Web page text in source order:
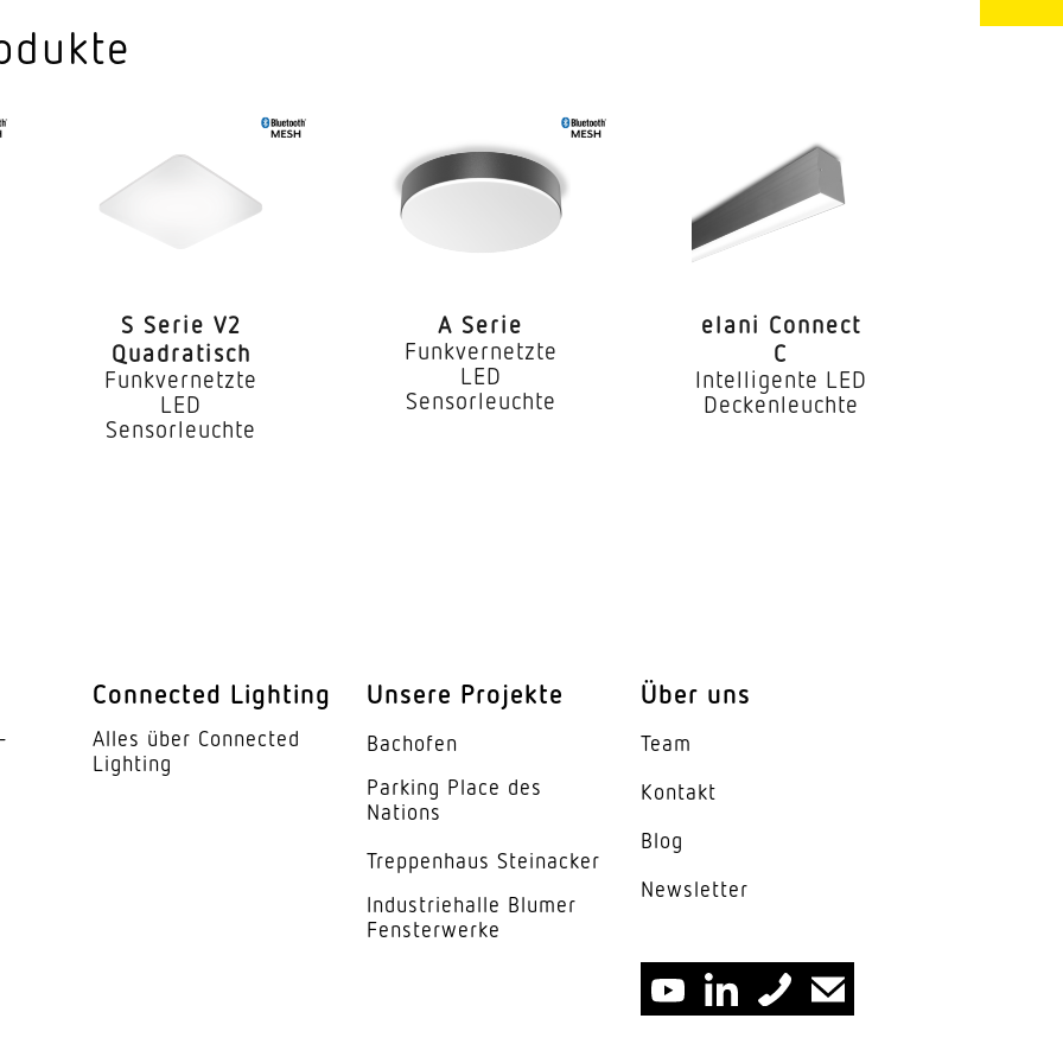
an Leitungsschutzschalter
C10: 35x, C13: 45x, C16: 56x, C20: 70x,
B10: 30x, B13: 39x, B16: 48x, B20: 60x
SDCM3
80-89
IP20
I
-20...45 °C
Aluminium
weiss
Acrylglas mikroprismatisch
S Serie V2
Quadratisch
Funkvernetzte
LED
Sensorleuchte
A Serie
Funkvernetzte
LED
Sensorleuchte
elani Connect
C
Intelligente LED
Deckenleuchte
Connected Lighting
Alles über Connected
Lighting
Unsere Projekte
Bachofen
Parking Place des
Nations
Trep­penhaus Steinacker
Indus­trie­halle Blumer
Fensterwerke
Über uns
Team
Kontakt
Blog
News­letter